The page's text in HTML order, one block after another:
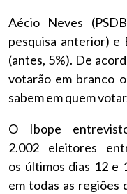
Aécio Neves
pesquisa anterior) e
(antes, 5%). De
votarão em branco
sabem em quem
O Ibope
2.002 eleitores
os últimos dias 12 e
em todas as regiões